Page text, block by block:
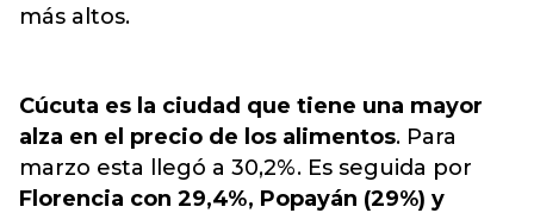
más altos.
Cúcuta es la ciudad que tiene una mayor
alza en el precio de los alimentos. Para
marzo esta llegó a 30,2%. Es seguida por
Florencia con 29,4%, Popayán (29%) y